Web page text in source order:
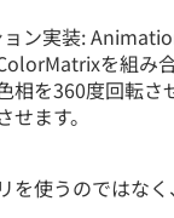
ョン実装:
を組み
相を360度回転さ
ます。
を使うのではな